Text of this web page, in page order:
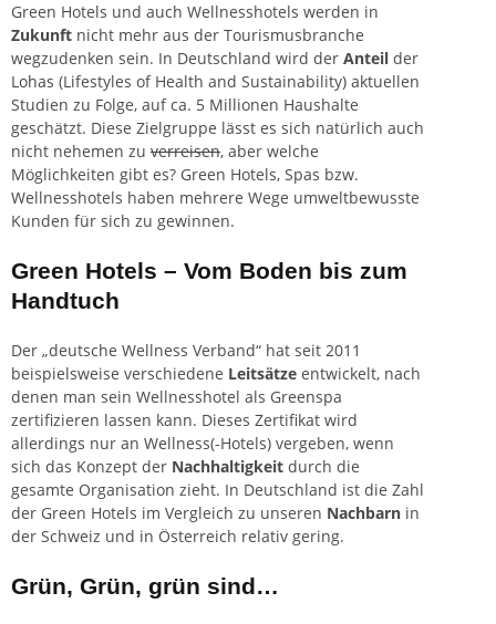
Green Hotels und auch Wellnesshotels werden in
Zukunft nicht mehr aus der Tourismusbranche
wegzudenken sein. In Deutschland wird der Anteil der
Lohas (Lifestyles of Health and Sustainability) aktuellen
Studien zu Folge, auf ca. 5 Millionen Haushalte
geschätzt. Diese Zielgruppe lässt es sich natürlich auch
nicht nehemen zu verreisen, aber welche
Möglichkeiten gibt es? Green Hotels, Spas bzw.
Wellnesshotels haben mehrere Wege umweltbewusste
Kunden für sich zu gewinnen.
Green Hotels – Vom Boden bis zum
Handtuch
Der „deutsche Wellness Verband“ hat seit 2011
beispielsweise verschiedene Leitsätze entwickelt, nach
denen man sein Wellnesshotel als Greenspa
zertifizieren lassen kann. Dieses Zertifikat wird
allerdings nur an Wellness(-Hotels) vergeben, wenn
sich das Konzept der Nachhaltigkeit durch die
gesamte Organisation zieht. In Deutschland ist die Zahl
der Green Hotels im Vergleich zu unseren Nachbarn in
der Schweiz und in Österreich relativ gering.
Grün, Grün, grün sind…